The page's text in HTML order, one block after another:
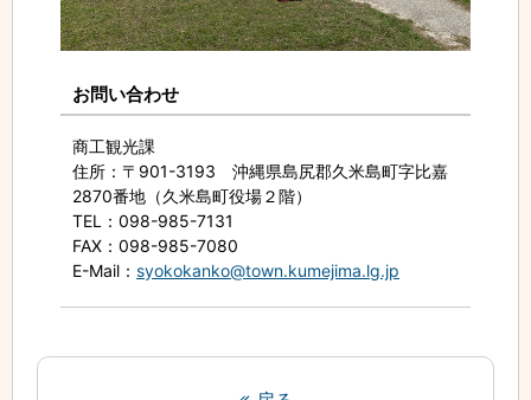
お問い合わせ
商工観光課
住所 ：〒901-3193 沖縄県島尻郡久米島町字比嘉
2870番地（久米島町役場２階）
TEL
：098-985-7131
FAX ：098-985-7080
E-Mail ： syokokanko@town.kumejima.lg.jp